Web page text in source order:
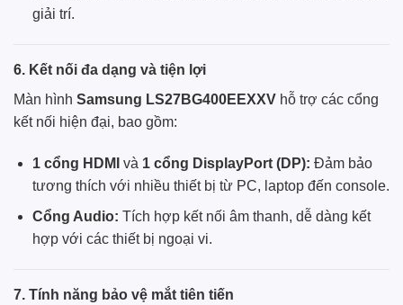
giải trí.
6. Kết nối đa dạng và tiện lợi
Màn hình Samsung LS27BG400EEXXV hỗ trợ các cổng
kết nối hiện đại, bao gồm:
1 cổng HDMI và 1 cổng DisplayPort (DP): Đảm bảo
tương thích với nhiều thiết bị từ PC, laptop đến console.
Cổng Audio: Tích hợp kết nối âm thanh, dễ dàng kết
hợp với các thiết bị ngoại vi.
7. Tính năng bảo vệ mắt tiên tiến